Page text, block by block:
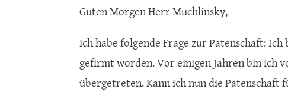
Guten Morgen Herr Muchlinsky,
ich habe folgende Frage zur Patenschaft:
gefirmt worden. Vor einigen Jahren bin ich
übergetreten. Kann ich nun die Patenschaft